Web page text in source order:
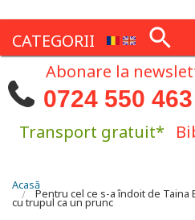
CATEGORII
Abonare la
0724 550 463
Transport gratuit*
Eşti aici
Acasă
Pentru cel ce s-a îndoit de Taina
cu trupul ca un prunc